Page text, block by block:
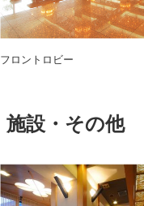
フロントロビー
施設・その他